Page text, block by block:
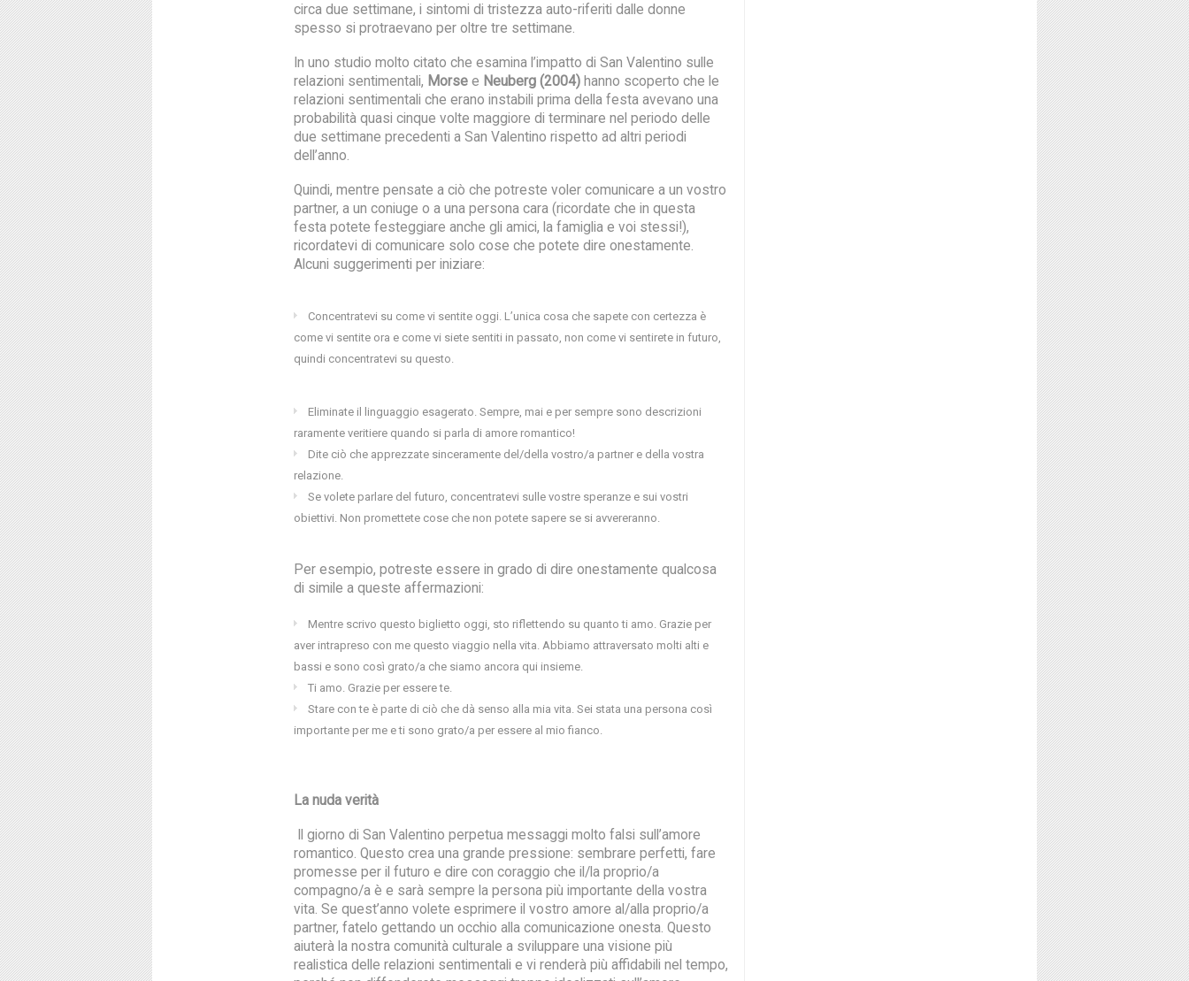
circa due settimane, i sintomi di tristezza auto-riferiti dalle donne
spesso si protraevano per oltre tre settimane.
In uno studio molto citato che esamina l’impatto di San Valentino sulle
relazioni sentimentali, Morse e Neuberg (2004) hanno scoperto che le
relazioni sentimentali che erano instabili prima della festa avevano una
probabilità quasi cinque volte maggiore di terminare nel periodo delle
due settimane precedenti a San Valentino rispetto ad altri periodi
dell’anno.
Quindi, mentre pensate a ciò che potreste voler comunicare a un vostro
partner, a un coniuge o a una persona cara (ricordate che in questa
festa potete festeggiare anche gli amici, la famiglia e voi stessi!),
ricordatevi di comunicare solo cose che potete dire onestamente.
Alcuni suggerimenti per iniziare:
Concentratevi su come vi sentite oggi. L’unica cosa che sapete con certezza è
come vi sentite ora e come vi siete sentiti in passato, non come vi sentirete in futuro,
quindi concentratevi su questo.
Eliminate il linguaggio esagerato. Sempre, mai e per sempre sono descrizioni
raramente veritiere quando si parla di amore romantico!
Dite ciò che apprezzate sinceramente del/della vostro/a partner e della vostra
relazione.
Se volete parlare del futuro, concentratevi sulle vostre speranze e sui vostri
obiettivi. Non promettete cose che non potete sapere se si avvereranno.
Per esempio, potreste essere in grado di dire onestamente qualcosa
di simile a queste affermazioni:
Mentre scrivo questo biglietto oggi, sto riflettendo su quanto ti amo. Grazie per
aver intrapreso con me questo viaggio nella vita. Abbiamo attraversato molti alti e
bassi e sono così grato/a che siamo ancora qui insieme.
Ti amo. Grazie per essere te.
Stare con te è parte di ciò che dà senso alla mia vita. Sei stata una persona così
importante per me e ti sono grato/a per essere al mio fianco.
La nuda verità
Il giorno di San Valentino perpetua messaggi molto falsi sull’amore
romantico. Questo crea una grande pressione: sembrare perfetti, fare
promesse per il futuro e dire con coraggio che il/la proprio/a
compagno/a è e sarà sempre la persona più importante della vostra
vita. Se quest’anno volete esprimere il vostro amore al/alla proprio/a
partner, fatelo gettando un occhio alla comunicazione onesta. Questo
aiuterà la nostra comunità culturale a sviluppare una visione più
realistica delle relazioni sentimentali e vi renderà più affidabili nel tempo,